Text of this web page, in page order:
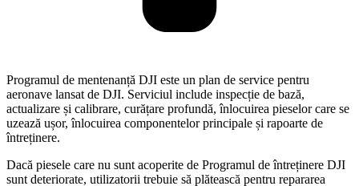
Programul de mentenanță DJI este un plan de service pentru
aeronave lansat de DJI. Serviciul include inspecție de bază,
actualizare și calibrare, curățare profundă, înlocuirea pieselor care se
uzează ușor, înlocuirea componentelor principale și rapoarte de
întreținere.
Dacă piesele care nu sunt acoperite de Programul de întreținere DJI
sunt deteriorate, utilizatorii trebuie să plătească pentru repararea